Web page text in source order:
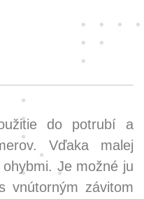
do potrubí a
Vďaka malej
Je možné ju
vnútorným závitom